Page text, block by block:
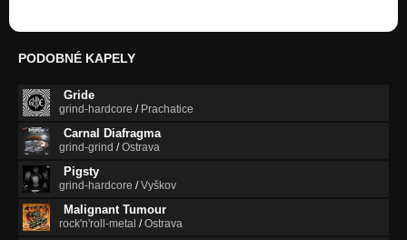
PODOBNÉ KAPELY
Gride
grind-hardcore / Prachatice
Carnal Diafragma
grind-grind /Ostrava
Pigsty
grind-hardcore /Vyškov
Malignant Tumour
rock'n'roll-metal /Ostrava